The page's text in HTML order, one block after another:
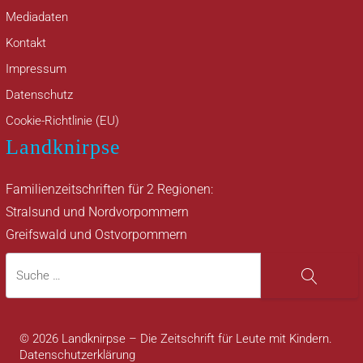
Mediadaten
Kontakt
Impressum
Datenschutz
Cookie-Richtlinie (EU)
Landknirpse
Familienzeitschriften für 2 Regionen:
Stralsund und Nordvorpommern
Greifswald und Ostvorpommern
Suche
Suche
© 2026 Landknirpse – Die Zeitschrift für Leute mit Kindern.
Datenschutzerklärung